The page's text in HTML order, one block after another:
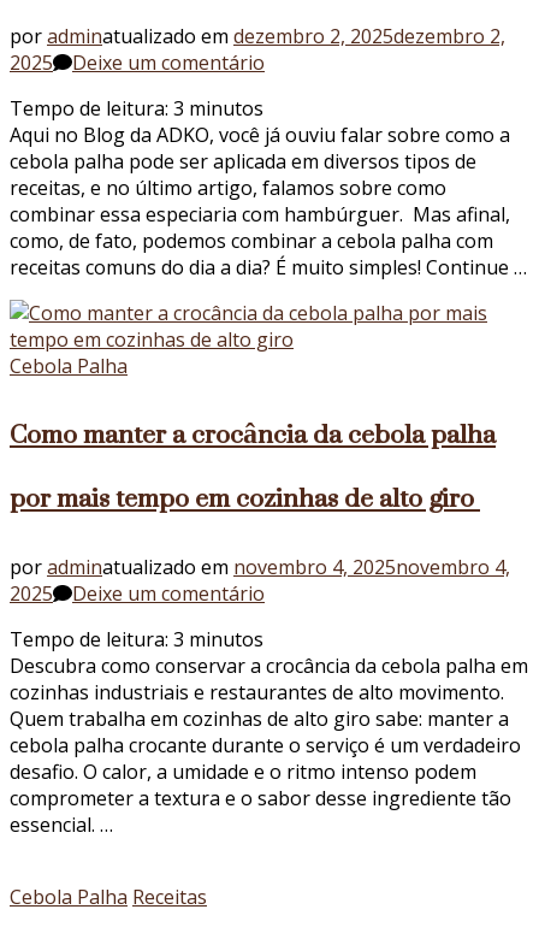
poradminatualizado em dezembro 2, 2025dezembro 2,
2025
Deixe um comentário
conheça
como
usar
essa
especiaria
em
diversa
receitas
Tempo de leitura: 3 minutos
Aqui no Blog da ADKO, você já ouviu falar sobre como a
cebola palha pode ser aplicada em diversos tipos de
receitas, e no último artigo, falamos sobre como
combinar essa especiaria com hambúrguer. Mas afinal,
como, de fato, podemos combinar a cebola palha com
receitas comuns do dia a dia? É muito simples! Continue …
Cebola Palha
Como manter a crocância da cebola palha
por mais tempo em cozinhas de alto giro
poradminatualizado em novembro 4, 2025novembro 4,
2025
Deixe um comentário
a
crocância
da
cebola
palha
por
Tempo de leitura: 3 minutos
Descubra como conservar a crocância da cebola palha em
cozinhas industriais e restaurantes de alto movimento.
Quem trabalha em cozinhas de alto giro sabe: manter a
cebola palha crocante durante o serviço é um verdadeiro
desafio. O calor, a umidade e o ritmo intenso podem
comprometer a textura e o sabor desse ingrediente tão
essencial. …
Cebola Palha Receitas